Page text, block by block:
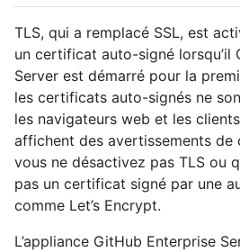
TLS, qui a remplacé SSL, est
un certificat auto-signé lorsqu’il
Server est démarré pour la
les certificats auto-signés ne
les navigateurs web et les
affichent des avertissements
vous ne désactivez pas TLS ou
pas un certificat signé par une
comme Let’s Encrypt.
L’appliance GitHub Enterprise